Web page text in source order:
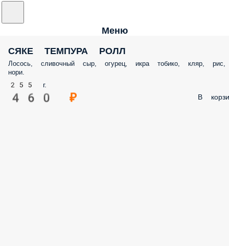
Меню
СЯКЕ ТЕМПУРА РОЛЛ
Лосось, сливочный сыр, огурец, икра тобико, кляр, рис,
нори.
255 г.
460 ₽ В